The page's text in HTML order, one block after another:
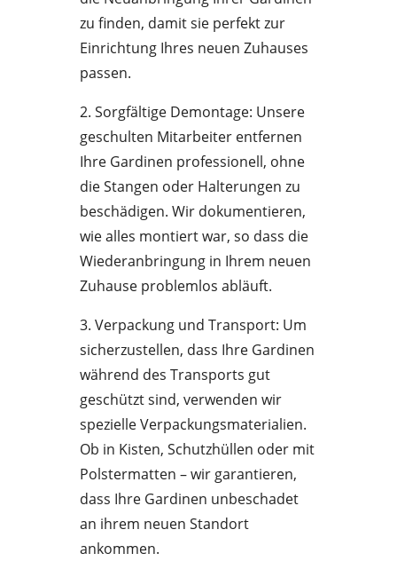
zu finden, damit sie perfekt zur
Einrichtung Ihres neuen Zuhauses
passen.
2. Sorgfältige Demontage: Unsere
geschulten Mitarbeiter entfernen
Ihre Gardinen professionell, ohne
die Stangen oder Halterungen zu
beschädigen. Wir dokumentieren,
wie alles montiert war, so dass die
Wiederanbringung in Ihrem neuen
Zuhause problemlos abläuft.
3. Verpackung und Transport: Um
sicherzustellen, dass Ihre Gardinen
während des Transports gut
geschützt sind, verwenden wir
spezielle Verpackungsmaterialien.
Ob in Kisten, Schutzhüllen oder mit
Polstermatten – wir garantieren,
dass Ihre Gardinen unbeschadet
an ihrem neuen Standort
ankommen.